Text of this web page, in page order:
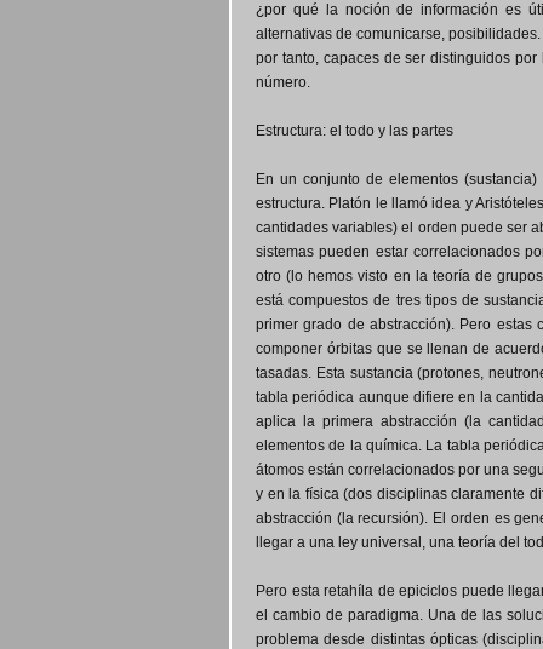
¿por qué la noción de información es
alternativas de comunicarse,
por tanto, capaces de ser distinguidos
número.
Estructura: el todo y las partes
En un conjunto de elementos
estructura. Platón le llamó idea y
cantidades variables) el orden puede ser
sistemas pueden estar correlacionados
otro (lo hemos visto en la teoría de
está compuestos de tres tipos de
primer grado de abstracción). Pero
componer órbitas que se llenan de
tasadas. Esta sustancia (protones,
tabla periódica aunque difiere en la
aplica la primera abstracción (la
elementos de la química. La tabla
átomos están correlacionados por una
y en la física (dos disciplinas claramente
abstracción (la recursión). El orden es
llegar a una ley universal, una teoría del
Pero esta retahíla de epiciclos puede
el cambio de paradigma. Una de las
problema desde distintas ópticas